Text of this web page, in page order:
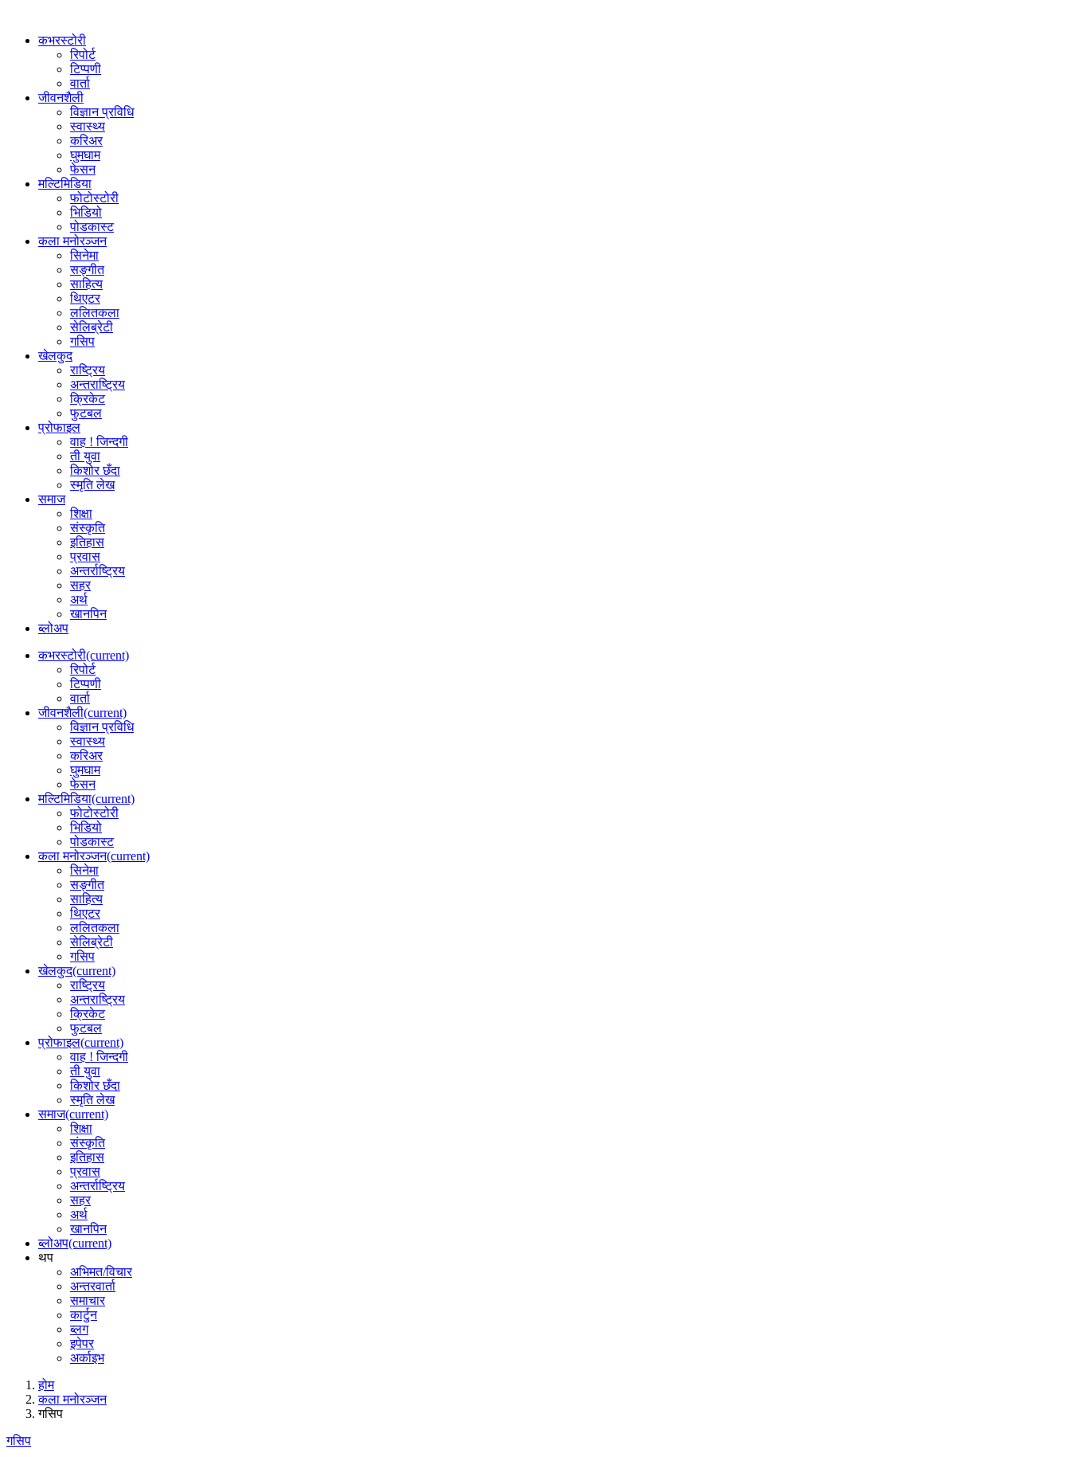
कभरस्टोरी
रिपोर्ट
टिप्पणी
वार्ता
जीवनशैली
विज्ञान प्रविधि
स्वास्थ्य
करिअर
घुमघाम
फेसन
मल्टिमिडिया
फोटोस्टोरी
भिडियो
पोडकास्ट
कला मनोरञ्जन
सिनेमा
सङ्गीत
साहित्य
थिएटर
ललितकला
सेलिब्रेटी
गसिप
खेलकुद
राष्ट्रिय
अन्तराष्ट्रिय
क्रिकेट
फुटबल
प्रोफाइल
वाह ! जिन्दगी
ती युवा
किशोर छँदा
स्मृति लेख
समाज
शिक्षा
संस्कृति
इतिहास
प्रवास
अन्तर्राष्ट्रिय
सहर
अर्थ
खानपिन
ब्लोअप
कभरस्टोरी(current)
रिपोर्ट
टिप्पणी
वार्ता
जीवनशैली(current)
विज्ञान प्रविधि
स्वास्थ्य
करिअर
घुमघाम
फेसन
मल्टिमिडिया(current)
फोटोस्टोरी
भिडियो
पोडकास्ट
कला मनोरञ्जन(current)
सिनेमा
सङ्गीत
साहित्य
थिएटर
ललितकला
सेलिब्रेटी
गसिप
खेलकुद(current)
राष्ट्रिय
अन्तराष्ट्रिय
क्रिकेट
फुटबल
प्रोफाइल(current)
वाह ! जिन्दगी
ती युवा
किशोर छँदा
स्मृति लेख
समाज(current)
शिक्षा
संस्कृति
इतिहास
प्रवास
अन्तर्राष्ट्रिय
सहर
अर्थ
खानपिन
ब्लोअप(current)
थप
अभिमत/विचार
अन्तरवार्ता
समाचार
कार्टुन
ब्लग
इपेपर
अर्काइभ
होम
कला मनोरञ्जन
गसिप
गसिप